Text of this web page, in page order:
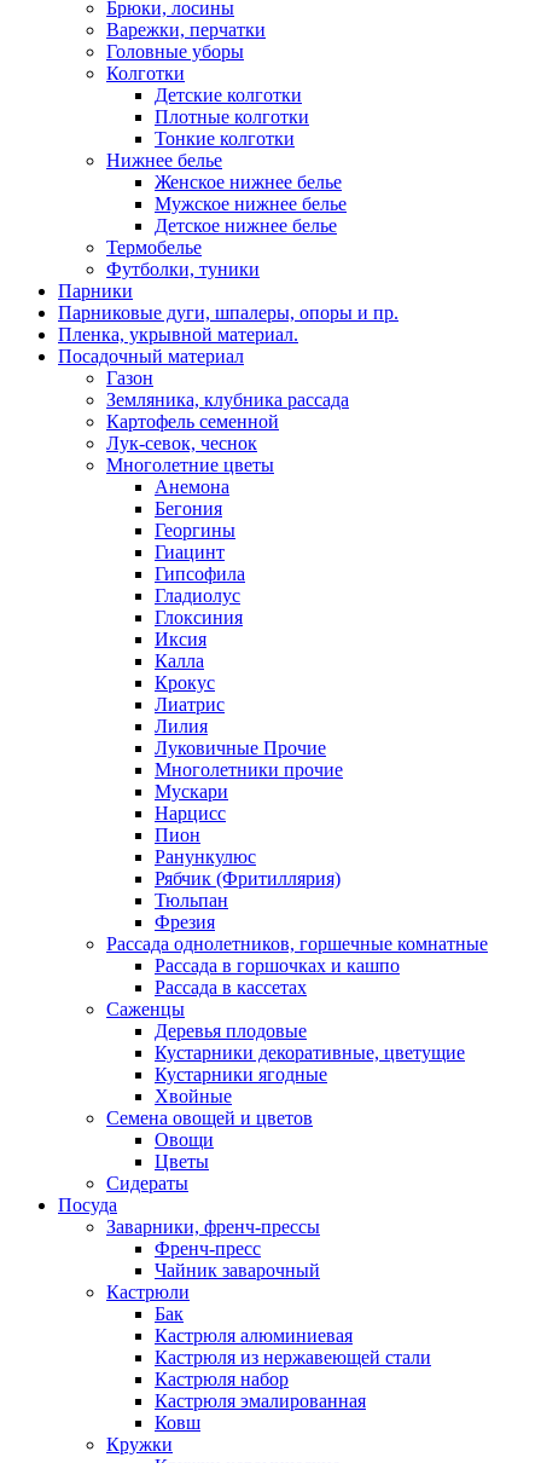
Брюки, лосины
Варежки, перчатки
Головные уборы
Колготки
Детские колготки
Плотные колготки
Тонкие колготки
Нижнее белье
Женское нижнее белье
Мужское нижнее белье
Детское нижнее белье
Термобелье
Футболки, туники
Парники
Парниковые дуги, шпалеры, опоры и пр.
Пленка, укрывной материал.
Посадочный материал
Газон
Земляника, клубника рассада
Картофель семенной
Лук-севок, чеснок
Многолетние цветы
Анемона
Бегония
Георгины
Гиацинт
Гипсофила
Гладиолус
Глоксиния
Иксия
Калла
Крокус
Лиатрис
Лилия
Луковичные Прочие
Многолетники прочие
Мускари
Нарцисс
Пион
Ранункулюс
Рябчик (Фритиллярия)
Тюльпан
Фрезия
Рассада однолетников, горшечные комнатные
Рассада в горшочках и кашпо
Рассада в кассетах
Саженцы
Деревья плодовые
Кустарники декоративные, цветущие
Кустарники ягодные
Хвойные
Семена овощей и цветов
Овощи
Цветы
Сидераты
Посуда
Заварники, френч-прессы
Френч-пресс
Чайник заварочный
Кастрюли
Бак
Кастрюля алюминиевая
Кастрюля из нержавеющей стали
Кастрюля набор
Кастрюля эмалированная
Ковш
Кружки